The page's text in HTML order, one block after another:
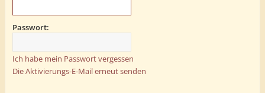
Passwort:
Ich habe mein Passwort vergessen
Die Aktivierungs-E-Mail erneut senden